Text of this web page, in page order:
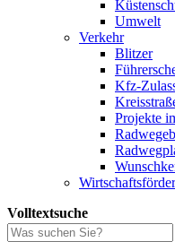
Umwelt
Verkehr
Blitzer
Kfz-
Projekte
Volltextsuche